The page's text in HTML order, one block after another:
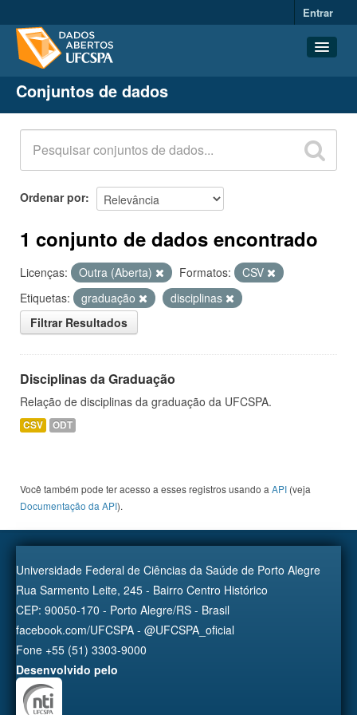
Entrar
Conjuntos de dados
Organizações
Grupos
Sobre
Conjuntos de dados
Ordenar por
1 conjunto de dados encontrado
Licenças: Outra (Aberta) Formatos:
CSV
Etiquetas:
graduação
disciplinas
Filtrar Resultados
Disciplinas da Graduação
Relação de disciplinas da graduação da UFCSPA.
CSV ODT
Você também pode ter acesso a esses registros usando a API (veja
Documentação da API).
Universidade Federal de Ciências da Saúde de Porto Alegre
Rua Sarmento Leite, 245 - Bairro Centro Histórico
CEP: 90050-170 - Porto Alegre/RS - Brasil
facebook.com/UFCSPA - @UFCSPA_oficial
Fone +55 (51) 3303-9000
Desenvolvido pelo